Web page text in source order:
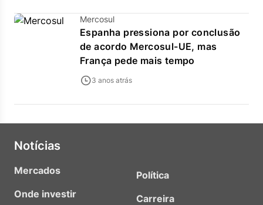
Mercosul
Espanha pressiona por conclusão
de acordo Mercosul-UE, mas
França pede mais tempo
3 anos atrás
Notícias
Mercados
Onde investir
Política
Carreira